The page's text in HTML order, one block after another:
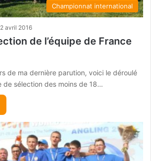
Championnat international
avril 2016
de l’équipe de France
de ma dernière parution, voici le déroulé
de sélection des moins de 18…